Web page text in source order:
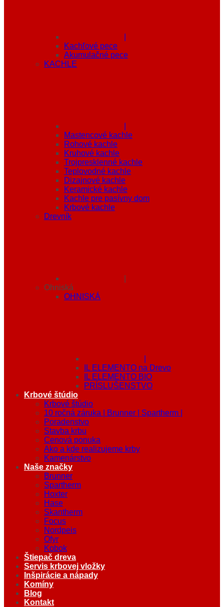
Kachľové pece
Akumulačné pece
KACHLE
Mastencové kachle
Rohové kachle
Kruhové kachle
Trojpresklenné kachle
Teplovodné kachle
Dizajnové kachle
Keramické kachle
Kachle pre pasívny dom
Krbové kachle
Drevník
Ohniská
OHNISKÁ
IL ELEMENTO na Drevo
IL ELEMENTO BIO
PRÍSLUŠENSTVO
Krbové štúdio
Krbové štúdio
10 ročná záruka | Brunner | Spartherm |
Poradenstvo
Stavba krbu
Cenová ponuka
Ako a kde realizujeme krby
Kamenárstvo
Naše značky
Brunner
Spartherm
Hoxter
Hase
Skantherm
Focus
Nordpeis
Ofyr
Kobok
Štiepač dreva
Servis krbovej vložky
Inšpirácie a nápady
Komíny
Blog
Kontakt